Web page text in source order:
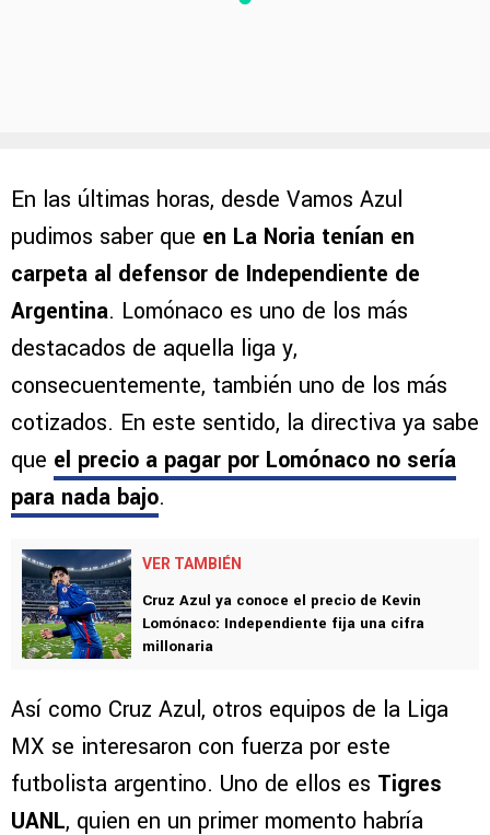
En las últimas horas, desde Vamos Azul
pudimos saber que en La Noria tenían en
carpeta al defensor de Independiente de
Argentina. Lomónaco es uno de los más
destacados de aquella liga y,
consecuentemente, también uno de los más
cotizados. En este sentido, la directiva ya sabe
que el precio a pagar por Lomónaco no sería
para nada bajo.
VER TAMBIÉN
Cruz Azul ya conoce el precio de Kevin
Lomónaco: Independiente fija una cifra
millonaria
Así como Cruz Azul, otros equipos de la Liga
MX se interesaron con fuerza por este
futbolista argentino. Uno de ellos es Tigres
UANL, quien en un primer momento habría